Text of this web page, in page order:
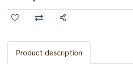
แชร์
Product description